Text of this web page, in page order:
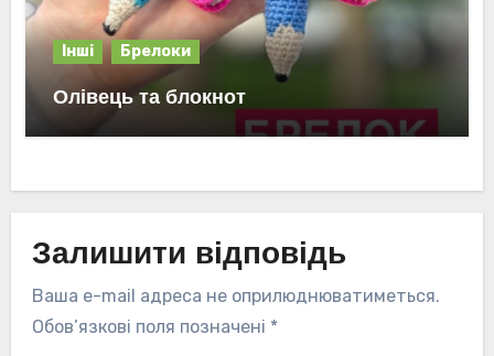
Інші Брелоки
Олівець та блокнот
Залишити відповідь
Ваша e-mail адреса не оприлюднюватиметься.
Обов’язкові поля позначені *